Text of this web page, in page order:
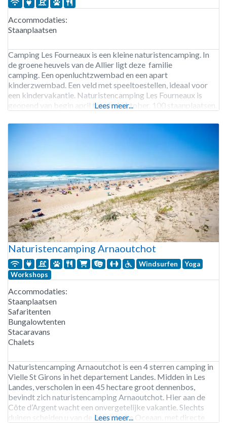
Accommodaties:
Staanplaatsen
Camping Les Fourneaux is een kleine naturistencamping. In
de groene heuvels van de Allier ligt deze familie
camping. Een openluchtzwembad en een apart
kinderzwembad. Een veld met speeltoestellen, ideaal voor
een kindervakantie. Naturistencamping Les Fourneaux is
geopend van begin april tot eind oktober. 100 staanplaatsen.
Lees meer...
Naturistencamping Arnaoutchot
Windsurfen
Yoga
Workshops
Accommodaties:
Staanplaatsen
Safaritenten
Bungalowtenten
Stacaravans
Chalets
Naturistencamping Arnaoutchot is een 4 sterren camping in
Vielle St Girons in het departement Landes. Midden in Les
Landes, verscholen in een 45 hectare groot dennenbos,
bevindt zich naturistencamping Arnaoutchot. Hier aan de
Côte d’Argent wacht een onvergetelijke vakantie. Slechts
duinen scheiden u van de Atlantische Oceaan, met directe
Lees meer...